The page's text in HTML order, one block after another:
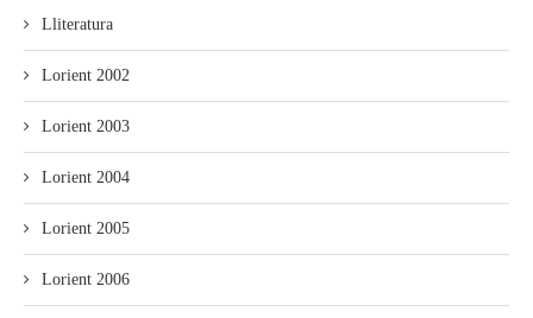
Lliteratura
Lorient 2002
Lorient 2003
Lorient 2004
Lorient 2005
Lorient 2006